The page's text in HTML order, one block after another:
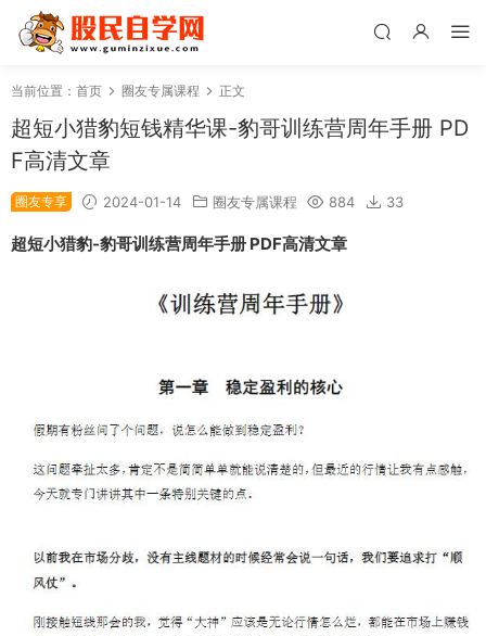
当前位置： 首页 圈友专属课程 正文
超短小猎豹短钱精华课-豹哥训练营周年手册 PD
F高清文章
圈友专享 2024-01-14 圈友专属课程 884 33
超短小猎豹-豹哥训练营周年手册 PDF高清文章